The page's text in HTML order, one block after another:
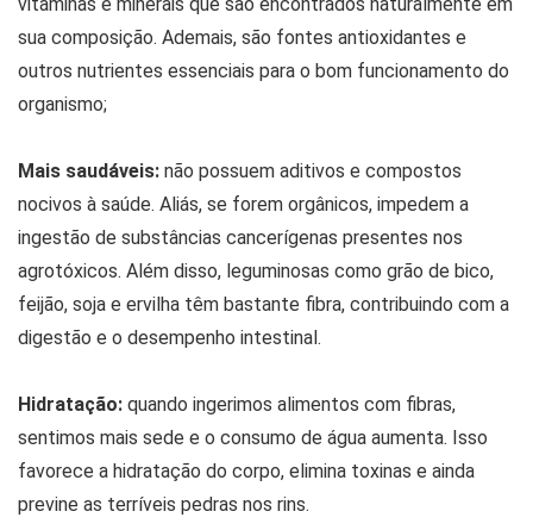
sua composição. Ademais, são fontes antioxidantes e
outros nutrientes essenciais para o bom funcionamento do
organismo;
Mais saudáveis: não possuem aditivos e compostos
nocivos à saúde. Aliás, se forem orgânicos, impedem a
ingestão de substâncias cancerígenas presentes nos
agrotóxicos. Além disso, leguminosas como grão de bico,
feijão, soja e ervilha têm bastante fibra, contribuindo com a
digestão e o desempenho intestinal.
Hidratação: quando ingerimos alimentos com fibras,
sentimos mais sede e o consumo de água aumenta. Isso
favorece a hidratação do corpo, elimina toxinas e ainda
previne as terríveis pedras nos rins.